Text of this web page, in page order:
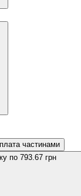
по 793.67 грн